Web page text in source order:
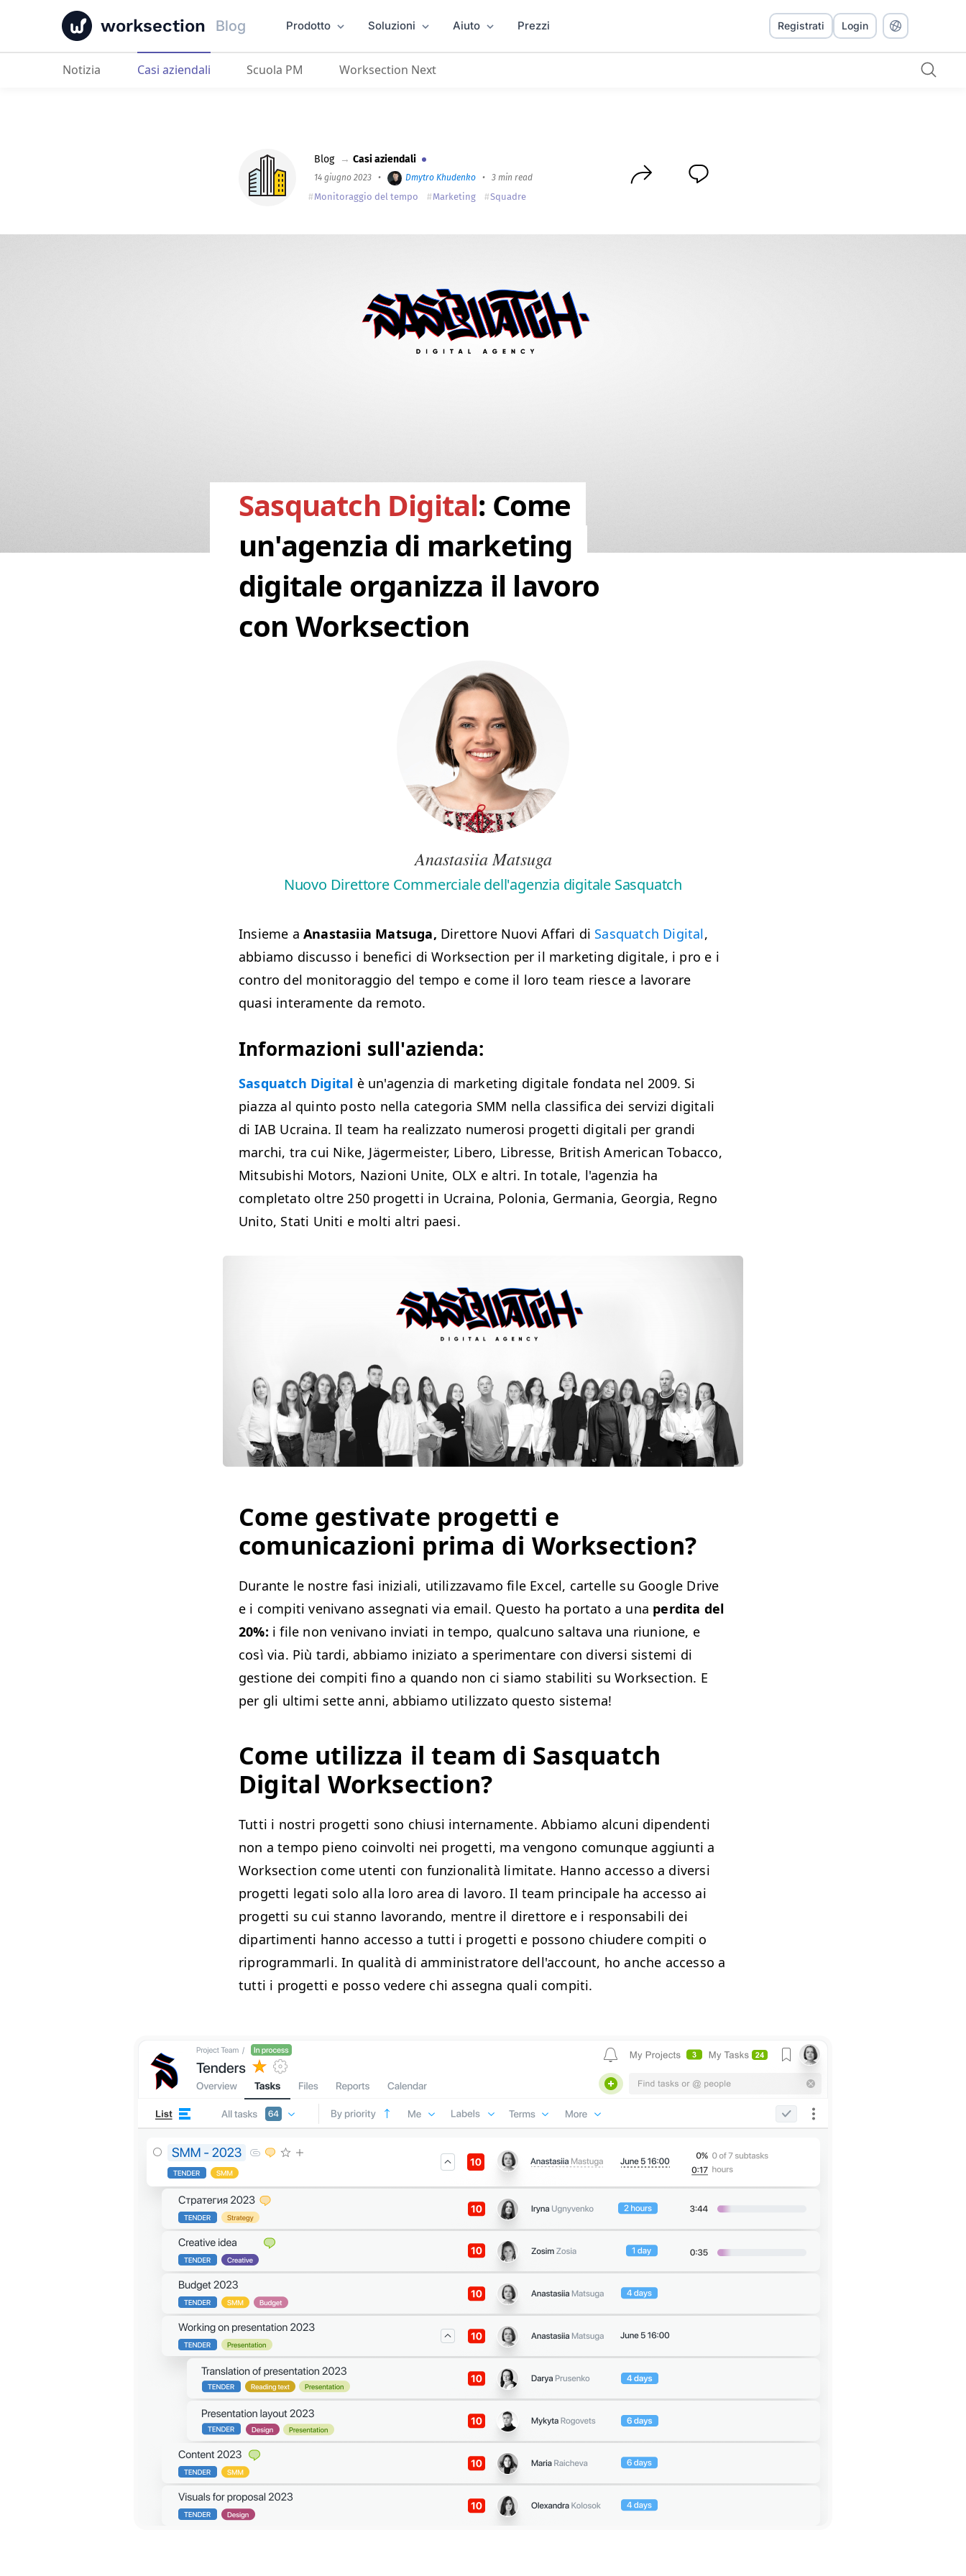
worksection Blog Prodotto Soluzioni Aiuto Prezzi
Sasquatch Digital : Come un'agenzia di marketing digitale organizza il lavoro con Worksection
Registrati Login
Notizia Casi aziendali Scuola PM Worksection Next
Blog → Casi aziendali
14 giugno 2023 • Dmytro Khudenko • 3 min read
Monitoraggio del tempo Marketing Squadre
Sasquatch Digital: Come
un'agenzia di marketing
digitale organizza il lavoro
con Worksection
Anastasiia Matsuga
Nuovo Direttore Commerciale dell'agenzia digitale Sasquatch
Insieme a Anastasiia Matsuga, Direttore Nuovi Affari di Sasquatch Digital,
abbiamo discusso i benefici di Worksection per il marketing digitale, i pro e i
contro del monitoraggio del tempo e come il loro team riesce a lavorare
quasi interamente da remoto.
Informazioni sull'azienda:
Sasquatch Digital è un'agenzia di marketing digitale fondata nel 2009. Si
piazza al quinto posto nella categoria SMM nella classifica dei servizi digitali
di IAB Ucraina. Il team ha realizzato numerosi progetti digitali per grandi
marchi, tra cui Nike, Jägermeister, Libero, Libresse, British American Tobacco,
Mitsubishi Motors, Nazioni Unite, OLX e altri. In totale, l'agenzia ha
completato oltre 250 progetti in Ucraina, Polonia, Germania, Georgia, Regno
Unito, Stati Uniti e molti altri paesi.
Come gestivate progetti e
comunicazioni prima di Worksection?
Durante le nostre fasi iniziali, utilizzavamo file Excel, cartelle su Google Drive
e i compiti venivano assegnati via email. Questo ha portato a una perdita del
20%: i file non venivano inviati in tempo, qualcuno saltava una riunione, e
così via. Più tardi, abbiamo iniziato a sperimentare con diversi sistemi di
gestione dei compiti fino a quando non ci siamo stabiliti su Worksection. E
per gli ultimi sette anni, abbiamo utilizzato questo sistema!
Come utilizza il team di Sasquatch
Digital Worksection?
Tutti i nostri progetti sono chiusi internamente. Abbiamo alcuni dipendenti
non a tempo pieno coinvolti nei progetti, ma vengono comunque aggiunti a
Worksection come utenti con funzionalità limitate. Hanno accesso a diversi
progetti legati solo alla loro area di lavoro. Il team principale ha accesso ai
progetti su cui stanno lavorando, mentre il direttore e i responsabili dei
dipartimenti hanno accesso a tutti i progetti e possono chiudere compiti o
riprogrammarli. In qualità di amministratore dell'account, ho anche accesso a
tutti i progetti e posso vedere chi assegna quali compiti.